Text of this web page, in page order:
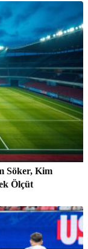
Söker, Kim
Ölçüt